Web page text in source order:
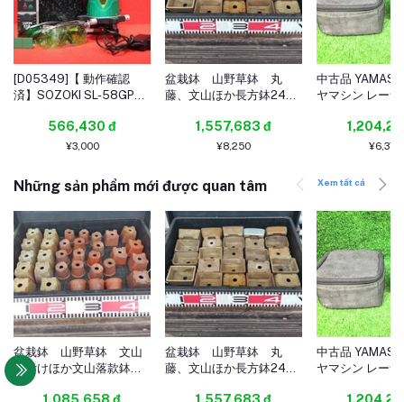
[D05349]【 動作確認
済】SOZOKI SL-58GPE
器 フルライン 電子整準方
式 受光器・グラス×2・ケ
566,430 đ
¥3,000
盆栽鉢 山野草鉢 丸
藤、文山ほか長方鉢24鉢
栽 ミニ盆栽 松柏盆
栽 送料無料
1,557,683 đ
¥8,250
中古品
ヤマシン レー
¥6,378
Những sản phẩm mới được quan tâm Xem tất cả
盆栽鉢 山野草鉢 文山
絵付けほか文山落款鉢
22、他10 合計32鉢まと
1,085,658 đ
盆栽鉢 山野草鉢 丸
藤、文山ほか長方鉢24鉢
1,557,683 đ
中古品
ヤマシン レー